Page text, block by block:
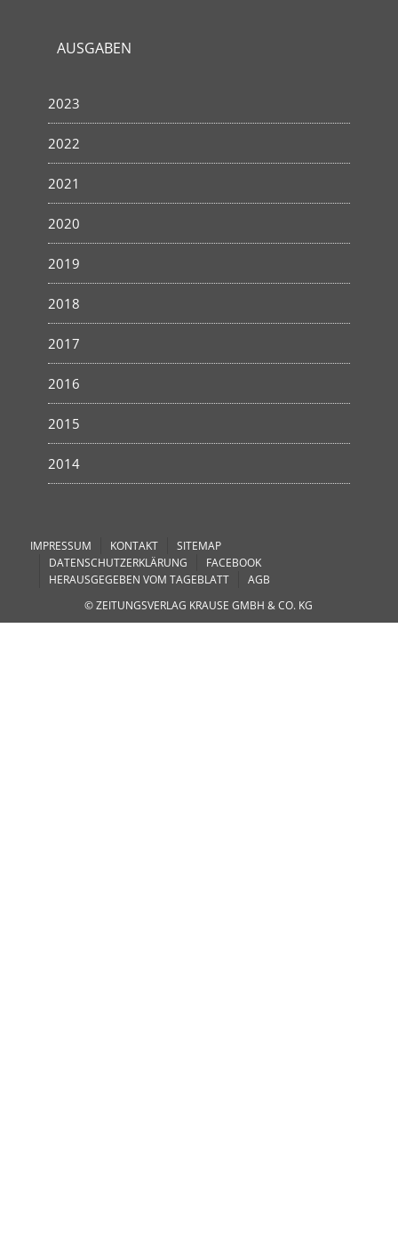
AUSGABEN
2023
2022
2021
2020
2019
2018
2017
2016
2015
2014
IMPRESSUM KONTAKT
SITEMAP
DATENSCHUTZERKLÄRUNG
FACEBOOK
HERAUSGEGEBEN VOM TAGEBLATT
AGB
© ZEITUNGSVERLAG KRAUSE GMBH & CO. KG